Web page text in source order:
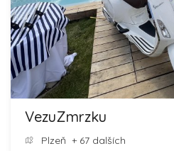
VezuZmrzku
Plzeň + 67 dalších